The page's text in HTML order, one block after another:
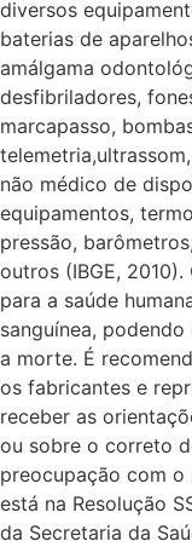
diversos
baterias de
amálgama
desfibriladores,
marcapasso,
não médico de
equipamentos,
pressão,
outros (IBGE,
para a saúde
sanguínea,
a morte. É
os fabricantes e
receber as
ou sobre o correto
preocupação com o
está na Resolução
da Secretaria da